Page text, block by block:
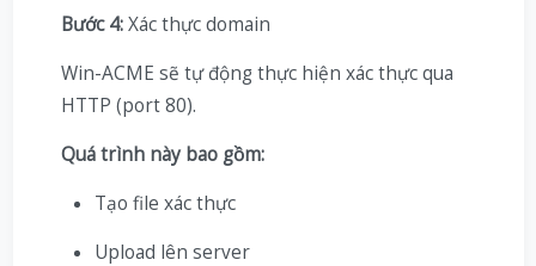
Bước 4:Xác thực domain
Win-ACME sẽ tự động thực hiện xác thực qua
HTTP (port 80).
Quá trình này bao gồm:
Tạo file xác thực
Upload lên server